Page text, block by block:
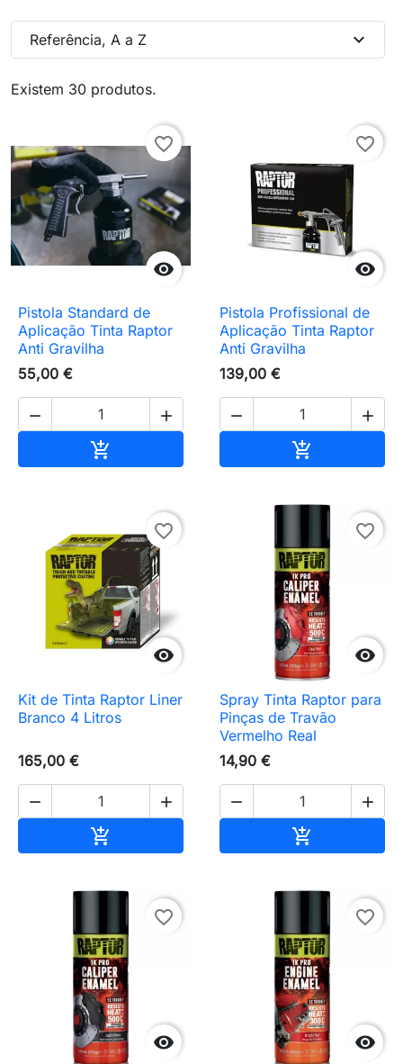
Existem 30 produtos.
Referência, A a Z expand_more

favorite_border
Pistola Standard de
Aplicação Tinta Raptor
Anti Gravilha
55,00 €
 


favorite_border
Pistola Profissional de
Aplicação Tinta Raptor
Anti Gravilha
139,00 €
 


favorite_border
Kit de Tinta Raptor Liner
Branco 4 Litros
165,00 €
 


favorite_border
Spray Tinta Raptor para
Pinças de Travão
Vermelho Real
14,90 €
 


favorite_border

favorite_border